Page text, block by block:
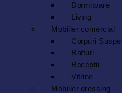
Dormitoare
Living
Mobilier comercial
Corpuri
Rafturi
Receptii
Vitrine
Mobilier dressing